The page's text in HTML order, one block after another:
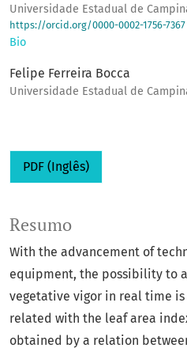
Universidade Estadual de
https://orcid.org/0000-0002-1756-7367
Bio
Felipe Ferreira Bocca
Universidade Estadual de
PDF (Inglês)
Resumo
With the advancement of
equipment, the possibility to
vegetative vigor in real time
related with the leaf area
obtained by a relation